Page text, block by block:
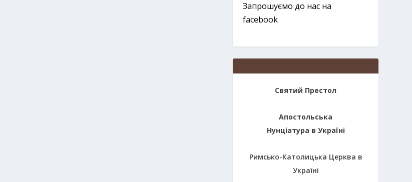
Запрошуємо до нас на
facebook
Святий Престол
Апостольська
Нунціатура в Україні
Римсько-Католицька Церква в
Україні